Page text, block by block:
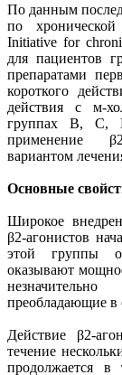
По данным
по
Initiative for
для пациентов
препаратами
короткого
действия с м-
группах В, С,
применение
вариантом
Основные
Широкое
β2-агонистов
этой группы
оказывают
преобладающие в
Действие β2-
течение
продолжается